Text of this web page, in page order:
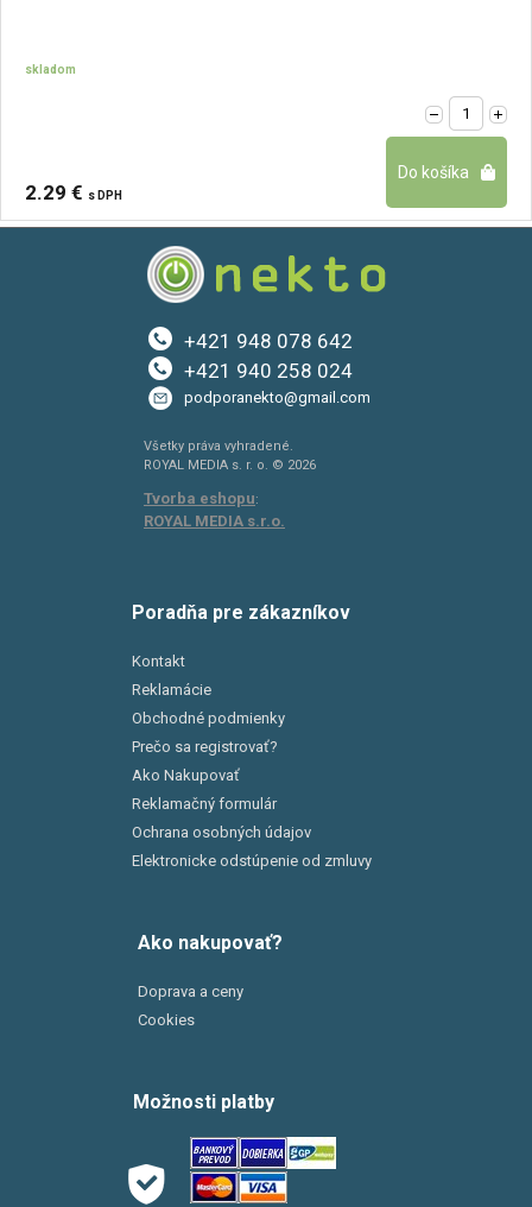
skladom
2.29 € s DPH
+421 948 078 642
+421 940 258 024
podporanekto@gmail.com
Všetky práva vyhradené.
ROYAL MEDIA s. r. o. © 2026
Tvorba eshopu:
ROYAL MEDIA s.r.o.
Poradňa pre zákazníkov
Kontakt
Reklamácie
Obchodné podmienky
Prečo sa registrovať?
Ako Nakupovať
Reklamačný formulár
Ochrana osobných údajov
Elektronicke odstúpenie od zmluvy
Ako nakupovať?
Doprava a ceny
Cookies
Možnosti platby